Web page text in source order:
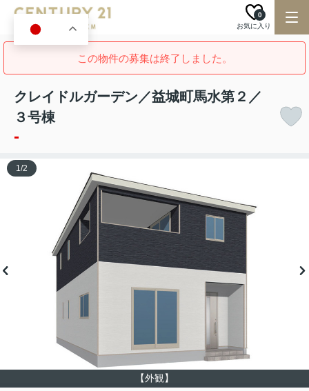
お気に入り
0
この物件の募集は終了しました。
クレイドルガーデン／益城町馬水第２／
３号棟
-
【外観】
1/2